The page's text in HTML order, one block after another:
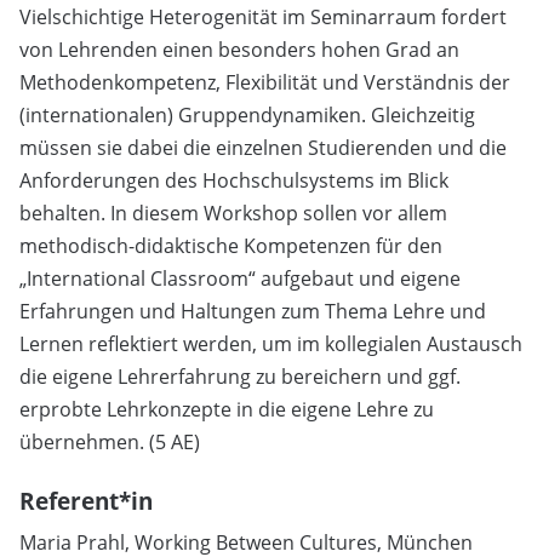
Vielschichtige Heterogenität im Seminarraum fordert
von Lehrenden einen besonders hohen Grad an
Methodenkompetenz, Flexibilität und Verständnis der
(internationalen) Gruppendynamiken. Gleichzeitig
müssen sie dabei die einzelnen Studierenden und die
Anforderungen des Hochschulsystems im Blick
behalten. In diesem Workshop sollen vor allem
methodisch-didaktische Kompetenzen für den
„International Classroom“ aufgebaut und eigene
Erfahrungen und Haltungen zum Thema Lehre und
Lernen reflektiert werden, um im kollegialen Austausch
die eigene Lehrerfahrung zu bereichern und ggf.
erprobte Lehrkonzepte in die eigene Lehre zu
übernehmen. (5 AE)
Referent*in
Maria Prahl, Working Between Cultures, München